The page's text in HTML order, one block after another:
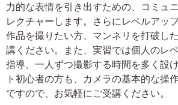
力的な表情を引き出すための、コミュ
レクチャーします。さらにレベルアッ
作品を撮りたい方、マンネリを打破し
講ください。また、実習では個人のレ
指導、一人ずつ撮影する時間を多く設
ト初心者の方も、カメラの基本的な操
ですので、お気軽にご受講ください。